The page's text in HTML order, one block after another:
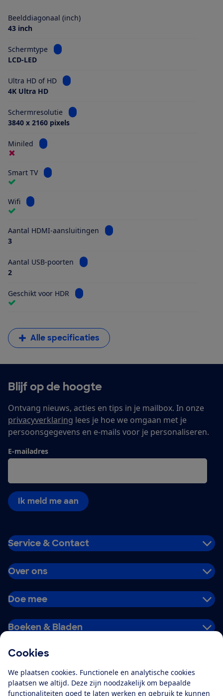
Cookies
We plaatsen cookies. Functionele en analytische cookies
plaatsen we altijd. Deze zijn noodzakelijk om bepaalde
functionaliteiten goed te laten werken en gebruik te kunnen
Beelddiagonaal (inch)
43 inch
Schermtype
Bekijk informatie voor Schermtype
LCD-LED
Ultra HD of HD
Bekijk informatie voor Ultra HD of HD
4K Ultra HD
Schermresolutie
Bekijk informatie voor Schermresolutie
3840 x 2160 pixels
Miniled Bekijk informatie voor Miniled
Smart TV Bekijk informatie voor Smart TV
Wifi Bekijk informatie voor Wifi
Aantal HDMI-aansluitingen
Bekijk informatie voor Aantal
3
Aantal USB-poorten
Bekijk informatie voor Aantal USB-poorten
2
Geschikt voor HDR Bekijk informatie voor Geschikt voor HDR
Alle specificaties
Blijf op de hoogte
Ontvang nieuws, acties en tips in je mailbox. In onze
privacyverklaring lees je hoe we omgaan met je
persoonsgegevens en e-mails voor je personaliseren.
E-mailadres
Ik meld me aan
Service & Contact
Over ons
Doe mee
Boeken & Bladen